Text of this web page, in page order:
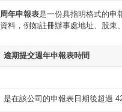
周年申報表是一份具指明格式的申
資料，例如註冊辦事處地址、股東
逾期提交週年申報表時間
是在該公司的申報表日期後超過